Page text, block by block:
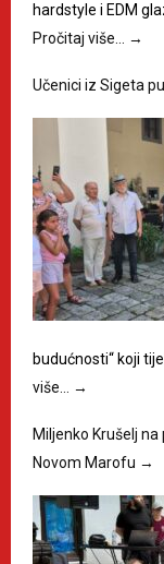
hardstyle i EDM
Pročitaj više… →
Učenici iz Sigeta
budućnosti“ koji
više… →
Miljenko Krušelj
Novom Marofu →